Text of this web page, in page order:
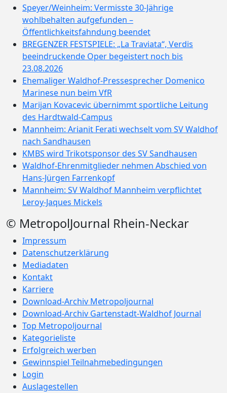
Speyer/Weinheim: Vermisste 30-Jährige
wohlbehalten aufgefunden –
Öffentlichkeitsfahndung beendet
BREGENZER FESTSPIELE: „La Traviata“, Verdis
beeindruckende Oper begeistert noch bis
23.08.2026
Ehemaliger Waldhof-Pressesprecher Domenico
Marinese nun beim VfR
Marijan Kovacevic übernimmt sportliche Leitung
des Hardtwald-Campus
Mannheim: Arianit Ferati wechselt vom SV Waldhof
nach Sandhausen
KMBS wird Trikotsponsor des SV Sandhausen
Waldhof-Ehrenmitglieder nehmen Abschied von
Hans-Jürgen Farrenkopf
Mannheim: SV Waldhof Mannheim verpflichtet
Leroy-Jaques Mickels
© MetropolJournal Rhein-Neckar
Impressum
Datenschutzerklärung
Mediadaten
Kontakt
Karriere
Download-Archiv Metropoljournal
Download-Archiv Gartenstadt-Waldhof Journal
Top Metropoljournal
Kategorieliste
Erfolgreich werben
Gewinnspiel Teilnahmebedingungen
Login
Auslagestellen